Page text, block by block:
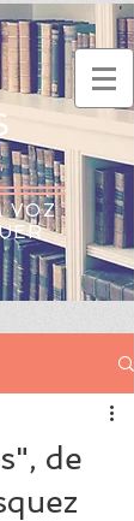
VOZ
de